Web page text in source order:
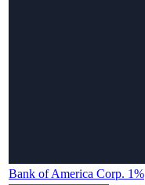
Bank of America Corp. 1%